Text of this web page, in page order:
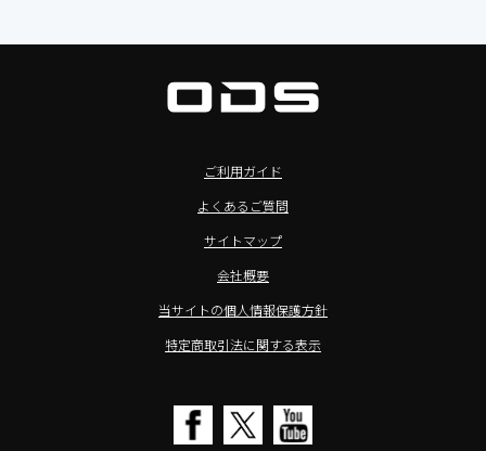
デジタルホワイトボード／電子黒板
BIAMP ／ Apart Audio（バイアンプ）
SpeakerCraft（スピーカークラフト）
AURORA（オーロラ）
Honeywell（ハネウェル）
>NFCタブレット
>Windowsタブレット
オーディーエスが選ばれる理由
Windows IoT Enterprise LTSC
TA2C-DR9シリーズ_オリジナル機能
TA2C-CS8_カスタマイズメニュー
簡単カスタム設定ツール「EZTools」
電子ピアノ修理／代行店募集
ご利用ガイド
よくあるご質問
サイトマップ
会社概要
当サイトの個人情報保護方針
特定商取引法に関する表示